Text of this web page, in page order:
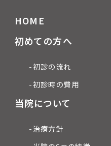
HOME
初めての方へ
-初診の流れ
-初診時の費用
当院について
-治療方針